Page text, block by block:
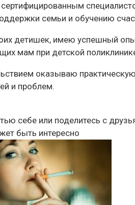
семьи и обучению
детишек, имею успешный
мам при детской
оказываю
и проблем.
себе или поделитесь с
быть интересно